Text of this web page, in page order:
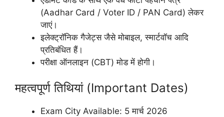
(Aadhar Card / Voter ID / PAN Card) लेकर
जाएं।
इलेक्ट्रॉनिक गैजेट्स जैसे मोबाइल, स्मार्टवॉच आदि
प्रतिबंधित हैं।
परीक्षा ऑनलाइन (CBT) मोड में होगी।
महत्वपूर्ण तिथियां (Important Dates)
Exam City Available: 5 मार्च 2026